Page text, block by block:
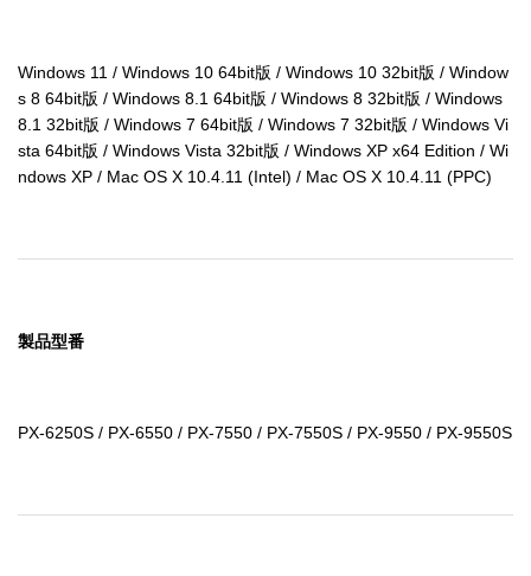
Windows 11 / Windows 10 64bit版 / Windows 10 32bit版 / Window
s 8 64bit版 / Windows 8.1 64bit版 / Windows 8 32bit版 / Windows
8.1 32bit版 / Windows 7 64bit版 / Windows 7 32bit版 / Windows Vi
sta 64bit版 / Windows Vista 32bit版 / Windows XP x64 Edition / Wi
ndows XP / Mac OS X 10.4.11 (Intel) / Mac OS X 10.4.11 (PPC)
製品型番
PX-6250S / PX-6550 / PX-7550 / PX-7550S / PX-9550 / PX-9550S